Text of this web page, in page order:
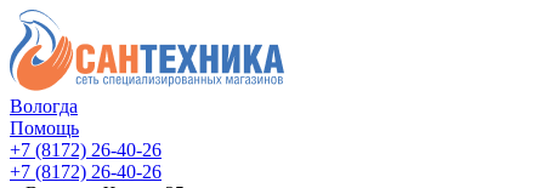
Вологда
Помощь
+7 (8172) 26-40-26
+7 (8172) 26-40-26